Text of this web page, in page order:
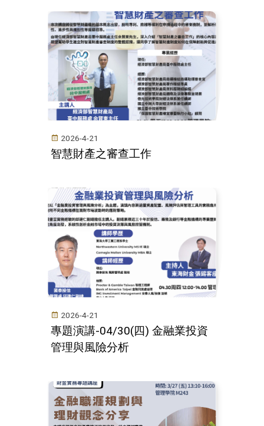
2026-4-21
智慧財產之審查工作
2026-4-21
專題演講-04/30(四) 金融業投資
管理與風險分析